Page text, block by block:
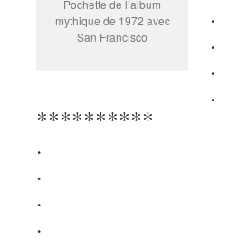
Pochette de l’album
mythique de 1972 avec
San Francisco
.
.
.
.
**********
.
.
.
.